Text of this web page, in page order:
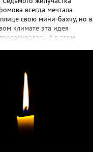
всегда мечтала
свою мини-бахчу, но в
климате эта идея
А в этом
пусть маленьким, но своим
мимо: вырастали до
и отваливались, -
«Златоуст.инфо» садовод.
посадила сорт так
северных арбузов – «Юлия»,
(он жёлтый и, говорят,